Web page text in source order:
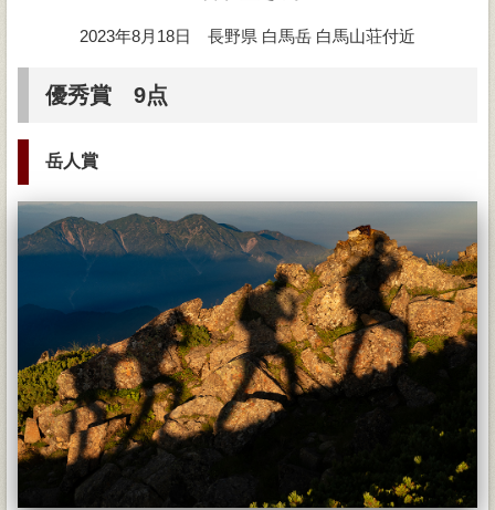
2023年8月18日 長野県 白馬岳 白馬山荘付近
優秀賞 9点
岳人賞